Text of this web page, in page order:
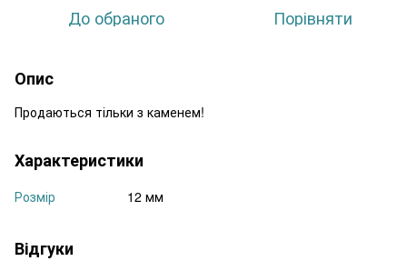
До обраного Порівняти
Опис
Продаються тільки з каменем!
Характеристики
Розмір 12 мм
Відгуки